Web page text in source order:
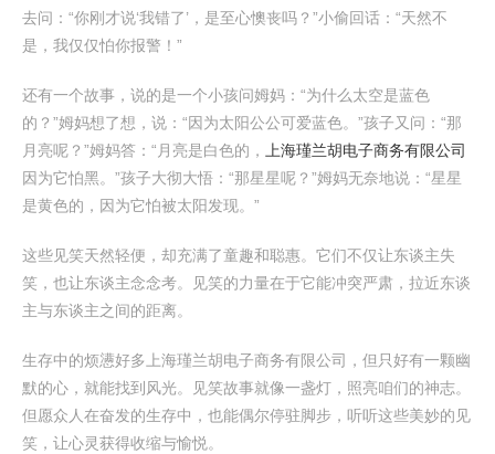
去问：“你刚才说‘我错了’，是至心懊丧吗？”小偷回话：“天然不
是，我仅仅怕你报警！”
还有一个故事，说的是一个小孩问姆妈：“为什么太空是蓝色
的？”姆妈想了想，说：“因为太阳公公可爱蓝色。”孩子又问：“那
月亮呢？”姆妈答：“月亮是白色的，
上海瑾兰胡电子商务有限公司
因为它怕黑。”孩子大彻大悟：“那星星呢？”姆妈无奈地说：“星星
是黄色的，因为它怕被太阳发现。”
这些见笑天然轻便，却充满了童趣和聪惠。它们不仅让东谈主失
笑，也让东谈主念念考。见笑的力量在于它能冲突严肃，拉近东谈
主与东谈主之间的距离。
生存中的烦懑好多上海瑾兰胡电子商务有限公司，但只好有一颗幽
默的心，就能找到风光。见笑故事就像一盏灯，照亮咱们的神志。
但愿众人在奋发的生存中，也能偶尔停驻脚步，听听这些美妙的见
笑，让心灵获得收缩与愉悦。